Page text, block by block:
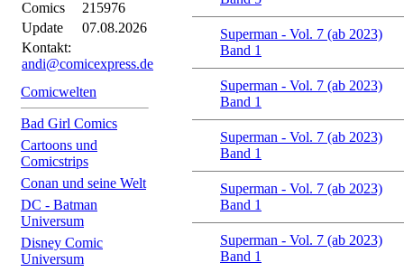
Comics
215976
Update
07.08.2026
Kontakt:
andi@comicexpress.de
Comicwelten
Bad Girl Comics
Cartoons und
Comicstrips
Conan und seine Welt
DC - Batman
Universum
Disney Comic
Universum
Superman - Vol. 7 (ab 2023)
Band 1
Superman - Vol. 7 (ab 2023)
Band 1
Superman - Vol. 7 (ab 2023)
Band 1
Superman - Vol. 7 (ab 2023)
Band 1
Superman - Vol. 7 (ab 2023)
Band 1